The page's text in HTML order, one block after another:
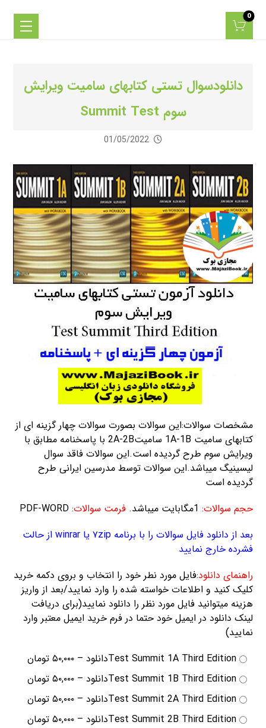
دانلودسوال تستی کتابهای سامیت ویرایش
سوم Summit Test
01/05/2022
مشخصات سوالات:این سوالات بصورت سوالات چهار گزینه ای از
کتابهای سامیت 1A-1B سامیت2A-2B با پاسخنامه مطابق با
ویرایش سوم طرح گردیده است.این سوالات فاقد سوال
لیسینیگ میباشد.این سوالات توسط مدرسین ایرانی طرح
گردیده است
حجم سوالات:
فرمت سوالات: PDF-WORD
بعد از دانلود فایل سوالات را با برنامه ۷zip یا winrar از حالت
فشرده خارج نمایید
راهنمای دانلود:فایل مورد نطر خود را انتخاب و بروی دکمه خرید
کلیک کنید و اطلاعات خواسته شده را وارد نمایید/بعد از واریز
هزینه میتوانید فایل مورد نظر را دانلود نمایید(برای دریافت
لینک دانلود در ایمیل خود حتما در فرم خرید ایمیل معتبر وارد
نمایید)
Test Summit 1A Third Editionدانلود
–۵۰,۰۰۰ تومان
Test Summit 1B Third Editionدانلود
–۵۰,۰۰۰ تومان
Test Summit 2A Third Editionدانلود
–۵۰,۰۰۰ تومان
Test Summit 2B Third Editionدانلود
–۵۰,۰۰۰ تومان